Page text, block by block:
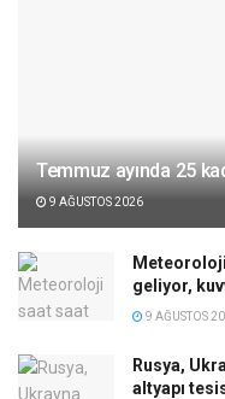
Temmuz ayında 25
9 AĞUSTOS 2026
geliyor,
9 AĞUSTOS
Rusya,
altyapı